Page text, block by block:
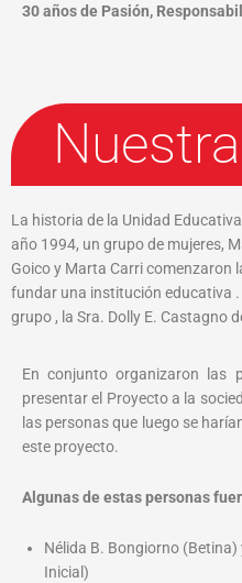
30 años de Pasión,
La historia de la Unidad
año 1994, un grupo de mujeres,
Goico y Marta Carri comenzaron
fundar una institución educativa
grupo , la Sra. Dolly E. Castagno
En conjunto organizaron las
presentar el Proyecto a la
las personas que luego se
este proyecto.
Algunas de estas personas
Nélida B. Bongiorno (Betina)
Inicial)